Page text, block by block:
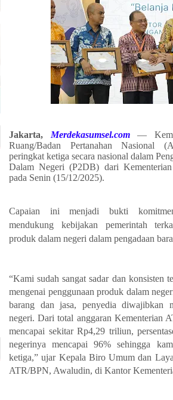
Jakarta, Merdekasumsel.com—
Ruang/Badan Pertanahan Nasional
peringkat ketiga secara nasional dalam
Dalam Negeri (P2DB) dari
pada Senin (15/12/2025).
Capaian ini menjadi bukti
mendukung kebijakan pemerintah
produk dalam negeri dalam pengadaan
“Kami sudah sangat sadar dan konsisten
mengenai penggunaan produk dalam
barang dan jasa, penyedia diwajibkan
negeri. Dari total anggaran Kementerian
mencapai sekitar Rp4,29 triliun,
negerinya mencapai 96% sehingga
ketiga,” ujar Kepala Biro Umum dan
ATR/BPN, Awaludin, di Kantor